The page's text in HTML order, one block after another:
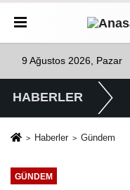
9 Ağustos 2026, Pazar
HABERLER
Haberler Gündem
GÜNDEM